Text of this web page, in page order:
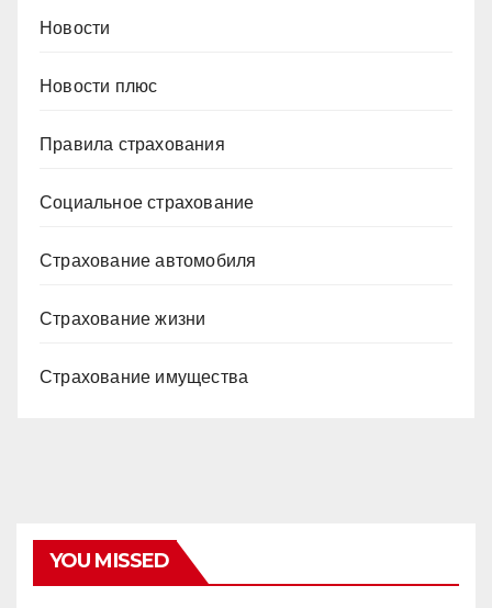
Новости
Новости плюс
Правила страхования
Социальное страхование
Страхование автомобиля
Страхование жизни
Страхование имущества
YOU MISSED